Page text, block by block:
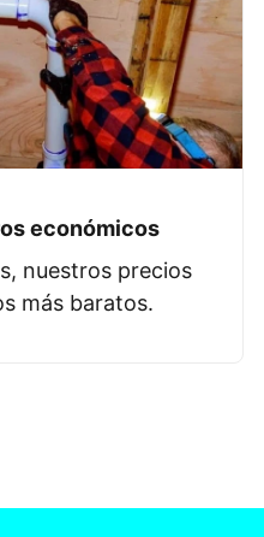
económicos
nuestros precios
más baratos.